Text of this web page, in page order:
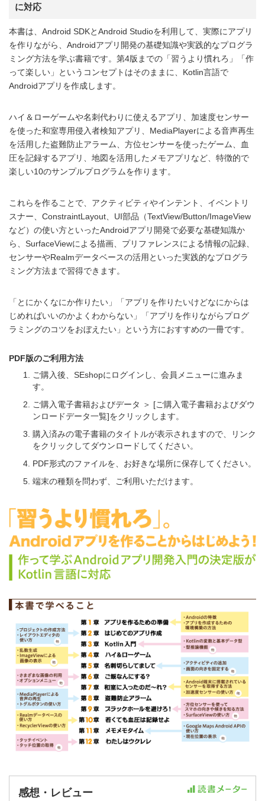
に対応
本書は、Android SDKとAndroid Studioを利用して、実際にアプリ
を作りながら、Androidアプリ開発の基礎知識や実践的なプログラ
ミング方法を学ぶ書籍です。第4版までの「習うより慣れろ」「作
って楽しい」というコンセプトはそのままに、Kotlin言語で
Androidアプリを作成します。
ハイ＆ローゲームや名刺代わりに使えるアプリ、加速度センサー
を使った和室専用侵入者検知アプリ、MediaPlayerによる音声再生
を活用した盗難防止アラーム、方位センサーを使ったゲーム、血
圧を記録するアプリ、地図を活用したメモアプリなど、特徴的で
楽しい10のサンプルプログラムを作ります。
これらを作ることで、アクティビティやインテント、イベントリ
スナー、ConstraintLayout、UI部品（TextView/Button/ImageView
など）の使い方といったAndroidアプリ開発で必要な基礎知識か
ら、SurfaceViewによる描画、プリファレンスによる情報の記録、
センサーやRealmデータベースの活用といった実践的なプログラ
ミング方法まで習得できます。
「とにかくなにか作りたい」「アプリを作りたいけどなにからは
じめればいいのかよくわからない」「アプリを作りながらプログ
ラミングのコツをおぼえたい」という方におすすめの一冊です。
PDF版のご利用方法
ご購入後、SEshopにログインし、会員メニューに進みま
す。
ご購入電子書籍およびデータ ＞ [ご購入電子書籍およびダウ
ンロードデータ一覧]をクリックします。
購入済みの電子書籍のタイトルが表示されますので、リンク
をクリックしてダウンロードしてください。
PDF形式のファイルを、お好きな場所に保存してください。
端末の種類を問わず、ご利用いただけます。
感想・レビュー